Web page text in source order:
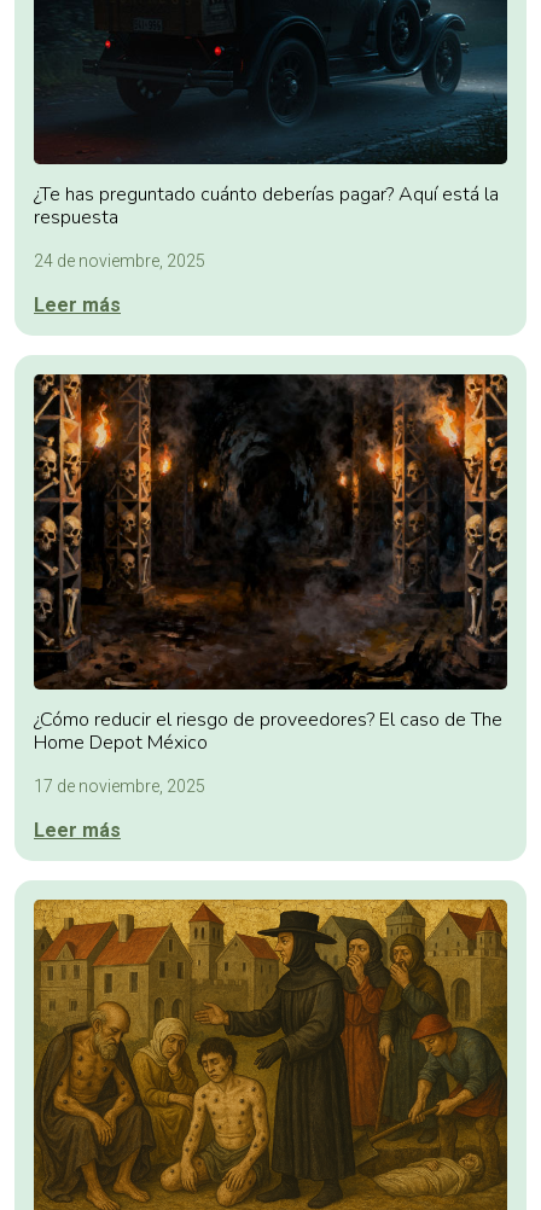
¿Te has preguntado cuánto deberías pagar? Aquí está la
respuesta
24 de noviembre, 2025
Leer más
¿Cómo reducir el riesgo de proveedores? El caso de The
Home Depot México
17 de noviembre, 2025
Leer más